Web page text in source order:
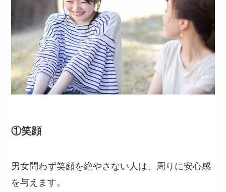
①笑顔
男女問わず笑顔を絶やさない人は、周りに安心感
を与えます。